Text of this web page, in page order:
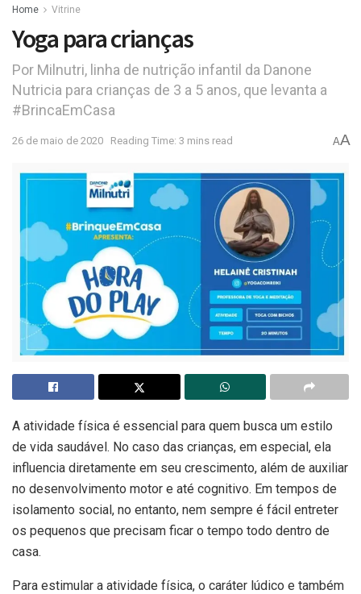
Home Vitrine
Yoga para crianças
Por Milnutri, linha de nutrição infantil da Danone
Nutricia para crianças de 3 a 5 anos, que levanta a
#BrincaEmCasa
26 de maio de 2020 Reading Time: 3 mins read AA
A atividade física é essencial para quem busca um estilo
de vida saudável. No caso das crianças, em especial, ela
influencia diretamente em seu crescimento, além de auxiliar
no desenvolvimento motor e até cognitivo. Em tempos de
isolamento social, no entanto, nem sempre é fácil entreter
os pequenos que precisam ficar o tempo todo dentro de
casa.
Para estimular a atividade física, o caráter lúdico e também